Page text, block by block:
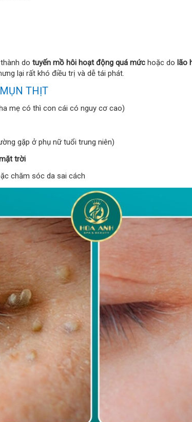
do tuyến mồ hôi hoạt động quá mức hoặc do lão
lại rất khó điều trị và dễ tái phát.
THỊT
mẹ có thì con cái có nguy cơ cao)
gặp ở phụ nữ tuổi trung niên)
trời
chăm sóc da sai cách